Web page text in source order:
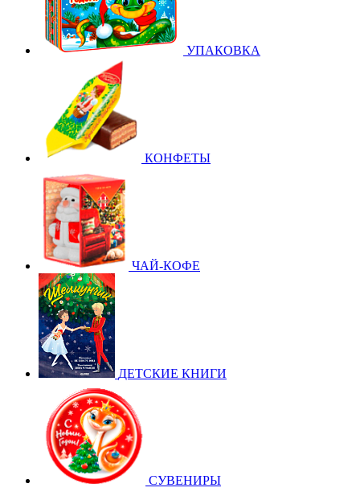
УПАКОВКА
КОНФЕТЫ
ЧАЙ-КОФЕ
ДЕТСКИЕ КНИГИ
СУВЕНИРЫ